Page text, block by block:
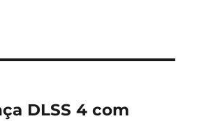
DLSS 4 com